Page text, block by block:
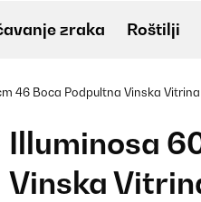
zraka Roštilji
46 Boca Podpultna Vinska
Illuminosa
Vinska